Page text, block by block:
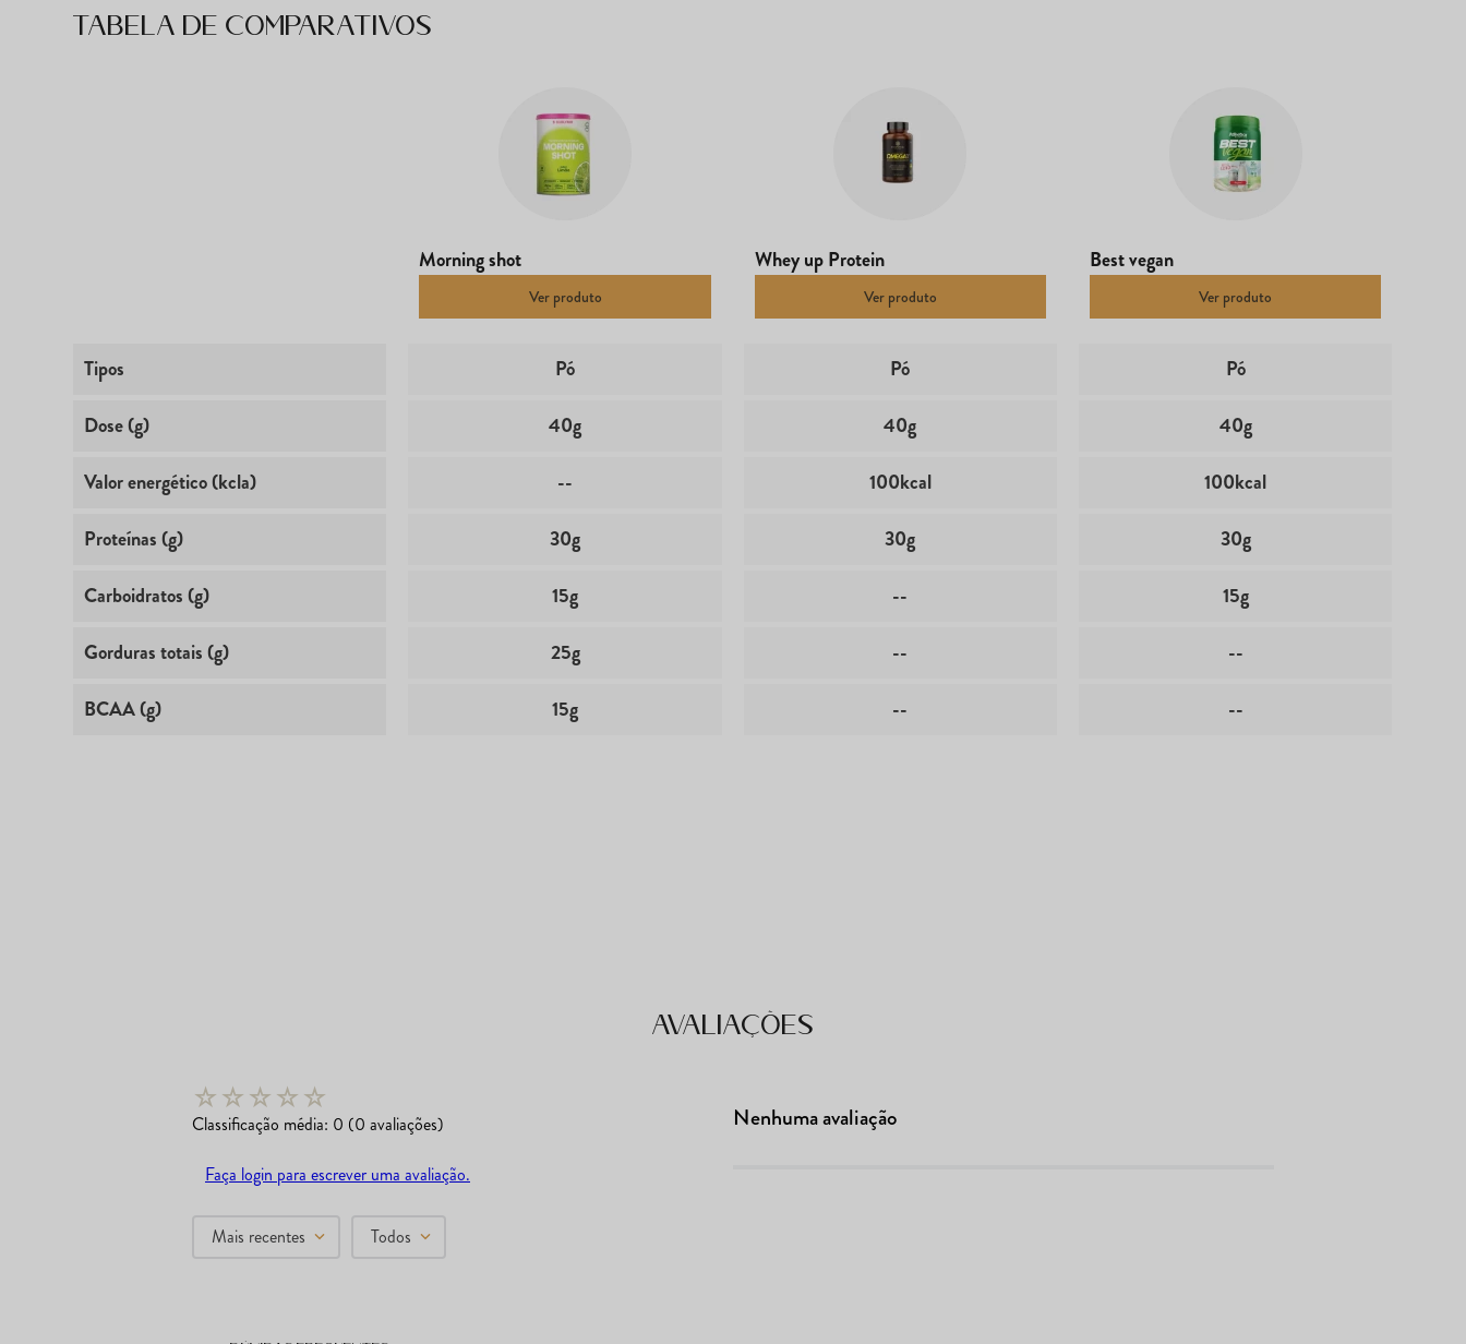
Tabela de comparativos
Morning shot
Ver produto
Whey up Protein
Ver produto
Best vegan
Ver produto
Tipos Pó Pó
Pó
Dose (g)
40g 40g
40g
Valor energético (kcla)
-- 100kcal
100kcal
Proteínas (g)
30g 30g
30g
Carboidratos (g)
15g --
15g
Gorduras totais (g)
25g --
--
BCAA (g)
15g -- --
Avaliações
☆☆☆☆☆
Classificação média: 0 (0 avaliações)
Faça login para escrever uma avaliação.
Mais recentes Todos
Nenhuma avaliação